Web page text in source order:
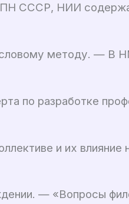
СССР, НИИ
методу. — В
по разработке
и их
— «Вопросы